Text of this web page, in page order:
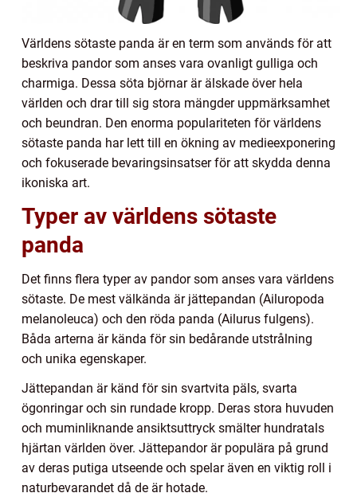
Världens sötaste panda är en term som används för att
beskriva pandor som anses vara ovanligt gulliga och
charmiga. Dessa söta björnar är älskade över hela
världen och drar till sig stora mängder uppmärksamhet
och beundran. Den enorma populariteten för världens
sötaste panda har lett till en ökning av medieexponering
och fokuserade bevaringsinsatser för att skydda denna
ikoniska art.
Typer av världens sötaste
panda
Det finns flera typer av pandor som anses vara världens
sötaste. De mest välkända är jättepandan (Ailuropoda
melanoleuca) och den röda panda (Ailurus fulgens).
Båda arterna är kända för sin bedårande utstrålning
och unika egenskaper.
Jättepandan är känd för sin svartvita päls, svarta
ögonringar och sin rundade kropp. Deras stora huvuden
och muminliknande ansiktsuttryck smälter hundratals
hjärtan världen över. Jättepandor är populära på grund
av deras putiga utseende och spelar även en viktig roll i
naturbevarandet då de är hotade.